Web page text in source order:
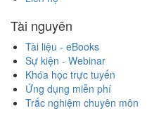
Tài nguyên
Tài liệu - eBooks
Sự kiện - Webinar
Khóa học trực tuyến
Ứng dụng miễn phí
Trắc nghiệm chuyên môn